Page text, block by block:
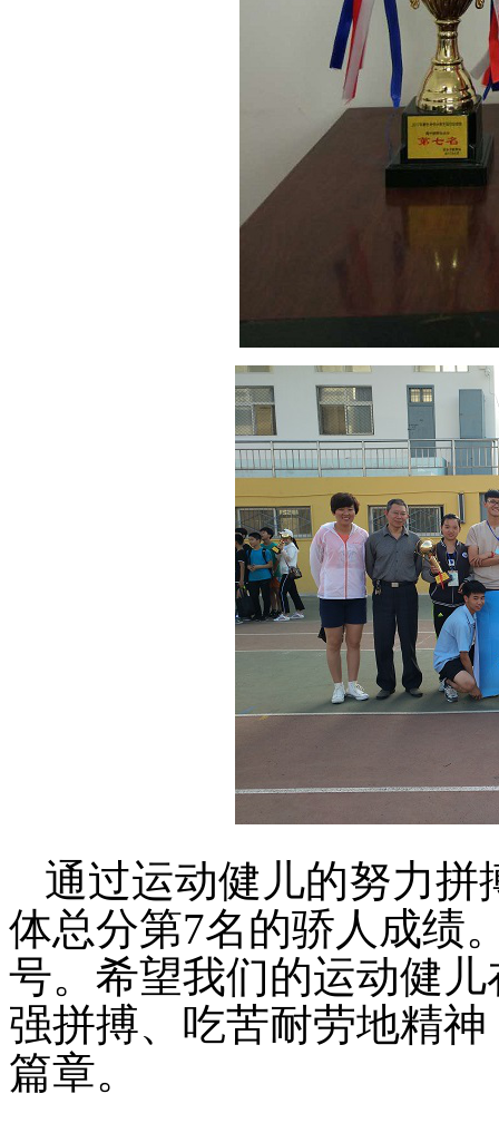
通过运动健儿的努力拼
体总分第7名的骄人成绩
号。希望我们的运动健
强拼搏、吃苦耐劳地精
篇章。